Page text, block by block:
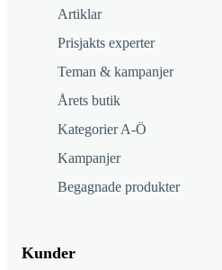
Artiklar
Prisjakts experter
Teman & kampanjer
Årets butik
Kategorier A-Ö
Kampanjer
Begagnade produkter
Kunder